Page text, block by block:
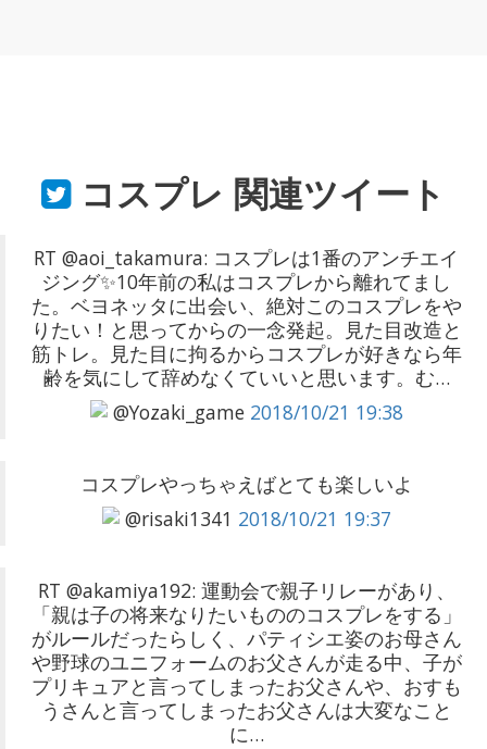
コスプレ 関連ツイート
RT @aoi_takamura: コスプレは1番のアンチエイ
ジング✨10年前の私はコスプレから離れてまし
た。ベヨネッタに出会い、絶対このコスプレをや
りたい！と思ってからの一念発起。見た目改造と
筋トレ。見た目に拘るからコスプレが好きなら年
齢を気にして辞めなくていいと思います。む…
@Yozaki_game 2018/10/21 19:38
コスプレやっちゃえばとても楽しいよ
@risaki1341 2018/10/21 19:37
RT @akamiya192: 運動会で親子リレーがあり、
「親は子の将来なりたいもののコスプレをする」
がルールだったらしく、パティシエ姿のお母さん
や野球のユニフォームのお父さんが走る中、子が
プリキュアと言ってしまったお父さんや、おすも
うさんと言ってしまったお父さんは大変なこと
に…